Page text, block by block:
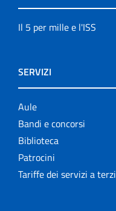
Il 5 per mille e l'ISS
SERVIZI
Aule
Bandi e concorsi
Biblioteca
Patrocini
Tariffe dei servizi a terzi